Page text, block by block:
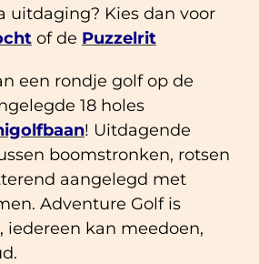
uitdaging? Kies dan voor
of de Puzzelrit
een rondje golf op de
18 holes
! Uitdagende
boomstronken, rotsen
aangelegd met
Adventure Golf is
iedereen kan meedoen,